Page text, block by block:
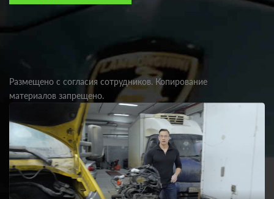
Размещено с согласия сотрудников. Копирование
материалов запрещено.